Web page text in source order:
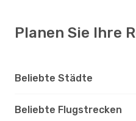
Planen Sie Ihre
Beliebte Städte
Beliebte Flugstrecken